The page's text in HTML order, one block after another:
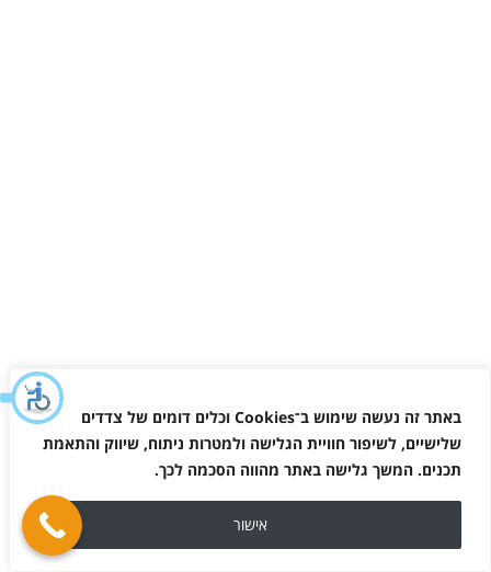
באתר זה נעשה שימוש ב־Cookies וכלים דומים של צדדים
שלישיים, לשיפור חוויית הגלישה ולמטרות ניתוח, שיווק והתאמת
תכנים. המשך גלישה באתר מהווה הסכמה לכך.
אישור